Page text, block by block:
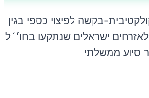
בקשה לפיצוי כספי בגין
לאזרחים ישראלים שנתקעו בחו׳´ל
סיוע ממשלתי